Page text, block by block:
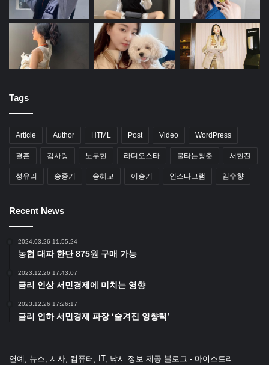
Tags
Article Author HTML Post Video WordPress
결혼 김사랑 노무현 라디오스타 불타는청춘 서현진
성유리 송중기 송혜교 이승기 인스타그램 임수향
Recent News
2024.03.26 11:55:24
농협 대파 한단 875원 구매 가능
2023.12.26 17:43:07
금리 인상 서민경제에 미치는 영향
2023.12.26 17:26:17
금리 인하 서민경제 파장 ‘숨겨진 영향력’
연예, 뉴스, 시사, 컴퓨터, IT, 낚시 정보 제공 블로그 - 마이스토리